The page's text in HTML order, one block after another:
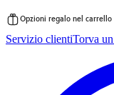
al
Opzioni regalo nel carrello
Servizio clientiTorva